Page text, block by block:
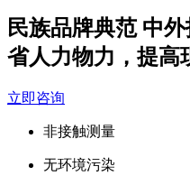
民族品牌典范 中
省人力物力，提高
立即咨询
非接触测量
无环境污染